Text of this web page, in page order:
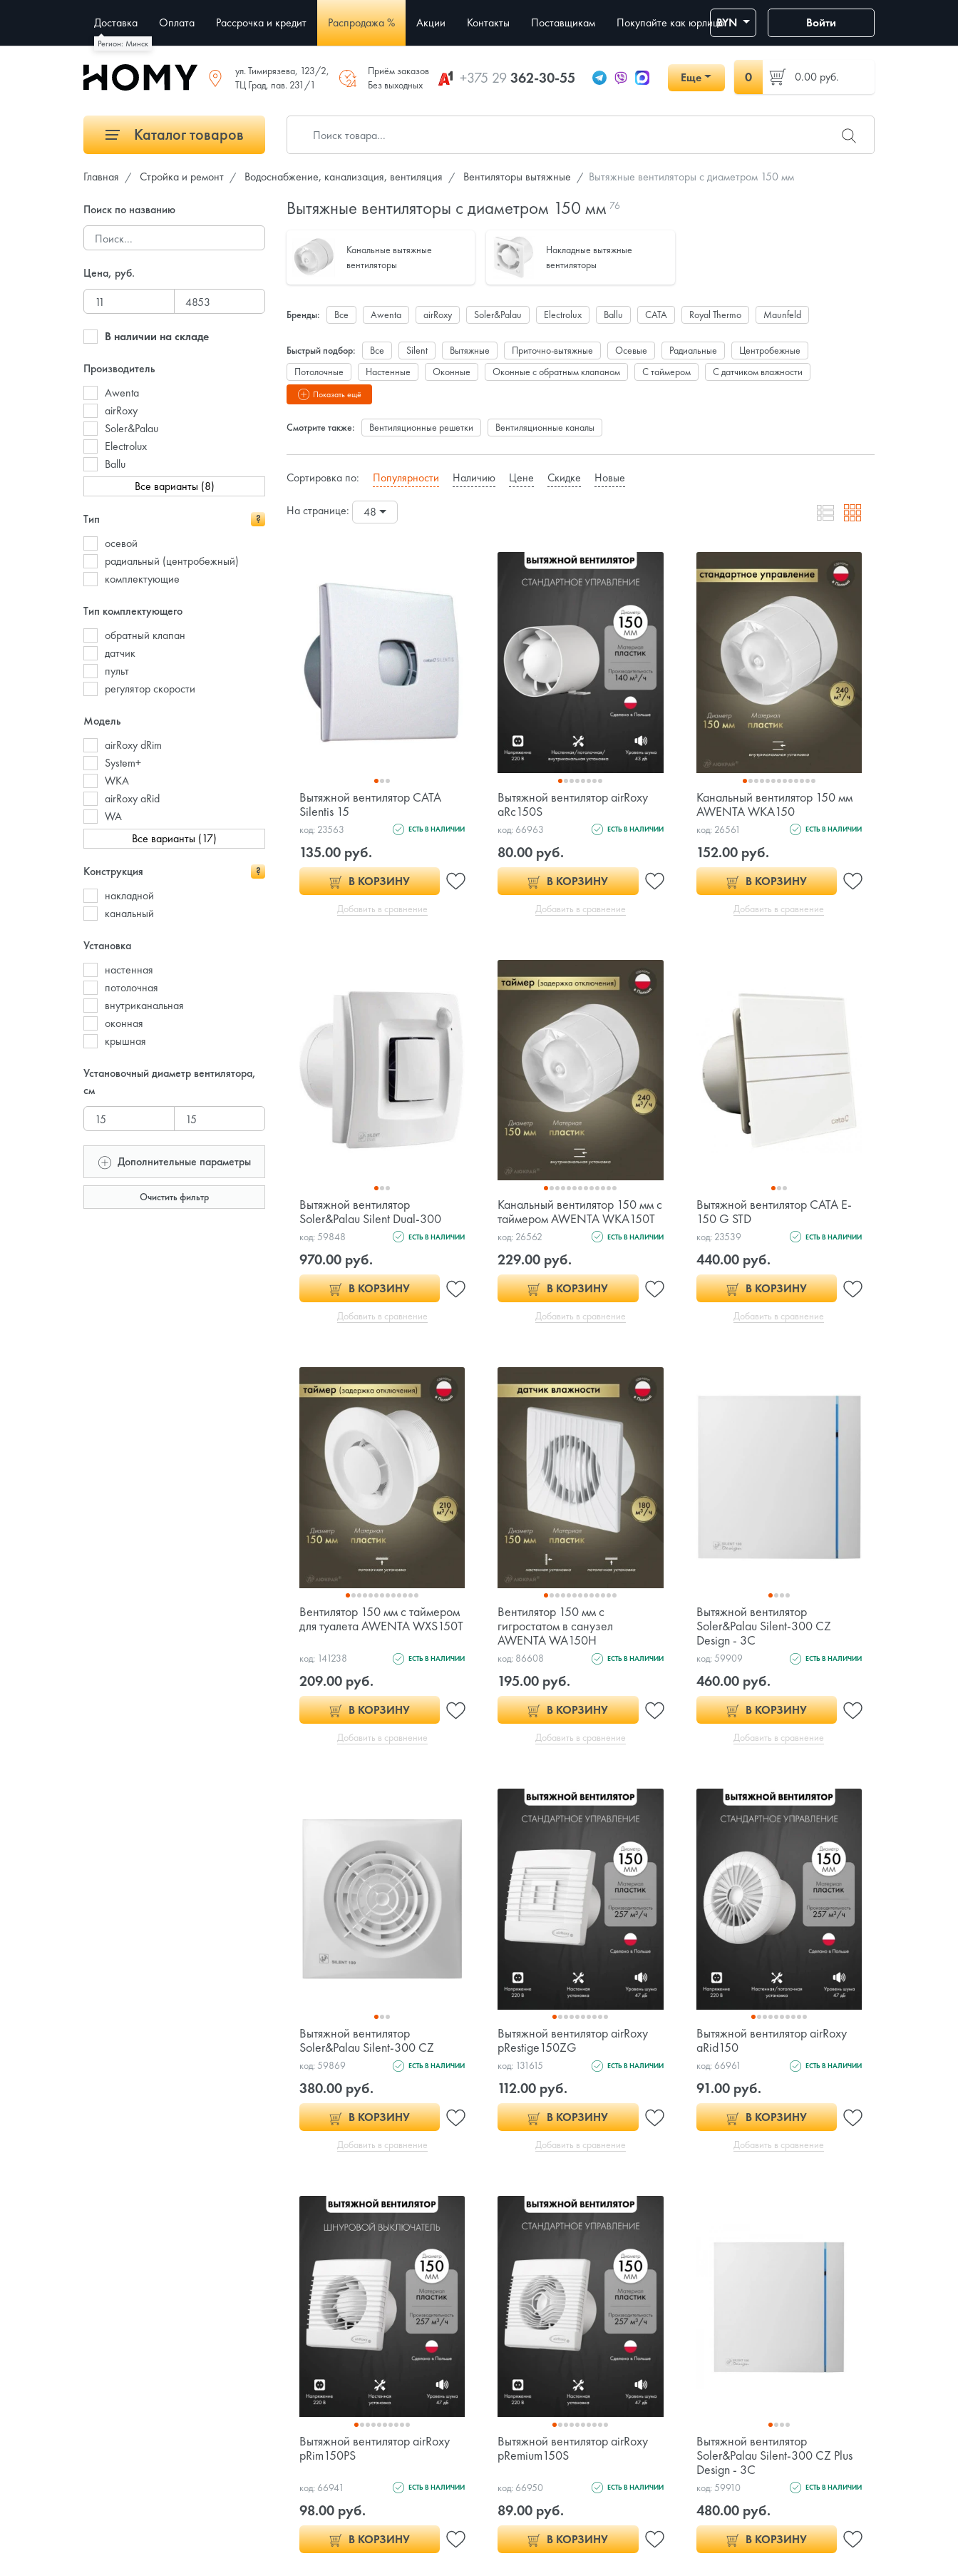
Регион: Минск
Доставка Оплата Рассрочка и кредит Распродажа % Акции Контакты Поставщикам Покупайте как юрлицоBYN Войти
ул. Тимирязева, 123/2,
ТЦ Град, пав. 231/1
Приём заказов
Без выходных
+375 29362-30-55 Еще 0 0.00 руб.
Каталог товаров
Главная Стройка и ремонт Водоснабжение, канализация, вентиляция Вентиляторы вытяжные Вытяжные вентиляторы с диаметром 150 мм
Поиск по названию
Цена, руб.
В наличии на складе
Производитель
Awenta
airRoxy
Soler&Palau
Electrolux
Ballu
Все варианты (8)
Тип
?
осевой
радиальный (центробежный)
комплектующие
Тип комплектующего
обратный клапан
датчик
пульт
регулятор скорости
Модель
airRoxy dRim
System+
WKA
airRoxy aRid
WA
Все варианты (17)
Конструкция
?
накладной
канальный
Установка
настенная
потолочная
внутриканальная
оконная
крышная
Установочный диаметр вентилятора,
см
Дополнительные параметры
Очистить фильтр
Вытяжные вентиляторы с диаметром 150 мм 76
Канальные вытяжные
вентиляторы
Накладные вытяжные
вентиляторы
Бренды: Все Awenta airRoxy Soler&Palau Electrolux Ballu CATA Royal Thermo Maunfeld
Быстрый подбор: Все Silent Вытяжные Приточно-вытяжные Осевые Радиальные
Центробежные
Потолочные
Настенные Оконные Оконные с обратным клапаном С таймером
С датчиком влажности
С выключателем
Бесшумные
Бесшумные d 125 мм Бесшумные с датчиком влажности
Недорогие
Бытовые с обратным клапаном Черные Промышленные
Показать ещё
Смотрите также: Вентиляционные решетки Вентиляционные каналы
Сортировка по: Популярности Наличию Цене Скидке Новые
На странице: 48
Вытяжной вентилятор CATA
Silentis 15
код: 23563 ЕСТЬ В НАЛИЧИИ
135.00 руб.
В КОРЗИНУ
Добавить в сравнение
Вытяжной вентилятор airRoxy
aRc150S
код: 66963 ЕСТЬ В НАЛИЧИИ
80.00 руб.
В КОРЗИНУ
Добавить в сравнение
Канальный вентилятор 150 мм
AWENTA WKA150
код: 26561 ЕСТЬ В НАЛИЧИИ
152.00 руб.
В КОРЗИНУ
Добавить в сравнение
Вытяжной вентилятор
Soler&Palau Silent Dual-300
код: 59848 ЕСТЬ В НАЛИЧИИ
970.00 руб.
В КОРЗИНУ
Добавить в сравнение
Канальный вентилятор 150 мм с
таймером AWENTA WKA150T
код: 26562 ЕСТЬ В НАЛИЧИИ
229.00 руб.
В КОРЗИНУ
Добавить в сравнение
Вытяжной вентилятор CATA E-
150 G STD
код: 23539 ЕСТЬ В НАЛИЧИИ
440.00 руб.
В КОРЗИНУ
Добавить в сравнение
Вентилятор 150 мм с таймером
для туалета AWENTA WXS150T
код: 141238 ЕСТЬ В НАЛИЧИИ
209.00 руб.
В КОРЗИНУ
Добавить в сравнение
Вентилятор 150 мм с
гигростатом в санузел
AWENTA WA150H
код: 86608 ЕСТЬ В НАЛИЧИИ
195.00 руб.
В КОРЗИНУ
Добавить в сравнение
Вытяжной вентилятор
Soler&Palau Silent-300 CZ
Design - 3C
код: 59909 ЕСТЬ В НАЛИЧИИ
460.00 руб.
В КОРЗИНУ
Добавить в сравнение
Вытяжной вентилятор
Soler&Palau Silent-300 CZ
код: 59869 ЕСТЬ В НАЛИЧИИ
380.00 руб.
В КОРЗИНУ
Добавить в сравнение
Вытяжной вентилятор airRoxy
pRestige150ZG
код: 131615 ЕСТЬ В НАЛИЧИИ
112.00 руб.
В КОРЗИНУ
Добавить в сравнение
Вытяжной вентилятор airRoxy
aRid150
код: 66961 ЕСТЬ В НАЛИЧИИ
91.00 руб.
В КОРЗИНУ
Добавить в сравнение
Вытяжной вентилятор airRoxy
pRim150PS
код: 66941 ЕСТЬ В НАЛИЧИИ
98.00 руб.
В КОРЗИНУ
Вытяжной вентилятор airRoxy
pRemium150S
код: 66950 ЕСТЬ В НАЛИЧИИ
89.00 руб.
В КОРЗИНУ
Вытяжной вентилятор
Soler&Palau Silent-300 CZ Plus
Design - 3C
код: 59910 ЕСТЬ В НАЛИЧИИ
480.00 руб.
В КОРЗИНУ